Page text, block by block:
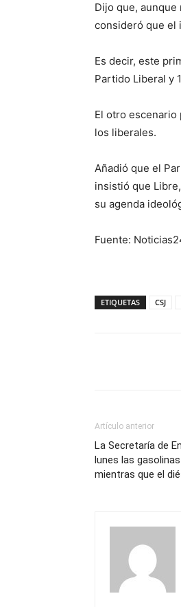
Dijo que,
consideró que el
Es decir, este
Partido Liberal y
El otro escenario
los liberales.
Añadió que el
insistió que
su agenda
Fuente:
ETIQUETAS CSJ
Artículo anterior
La Secretaría de
lunes las
mientras que el